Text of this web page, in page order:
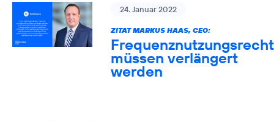
24. Januar 2022
ZITAT MARKUS HAAS, CEO:
müssen verlängert
werden